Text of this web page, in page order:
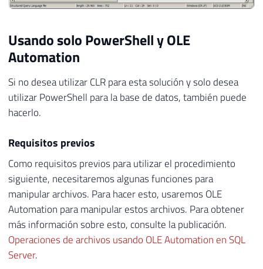
Usando solo PowerShell y OLE
Automation
Si no desea utilizar CLR para esta solución y solo desea
utilizar PowerShell para la base de datos, también puede
hacerlo.
Requisitos previos
Como requisitos previos para utilizar el procedimiento
siguiente, necesitaremos algunas funciones para
manipular archivos. Para hacer esto, usaremos OLE
Automation para manipular estos archivos. Para obtener
más información sobre esto, consulte la publicación.
Operaciones de archivos usando OLE Automation en SQL
Server.